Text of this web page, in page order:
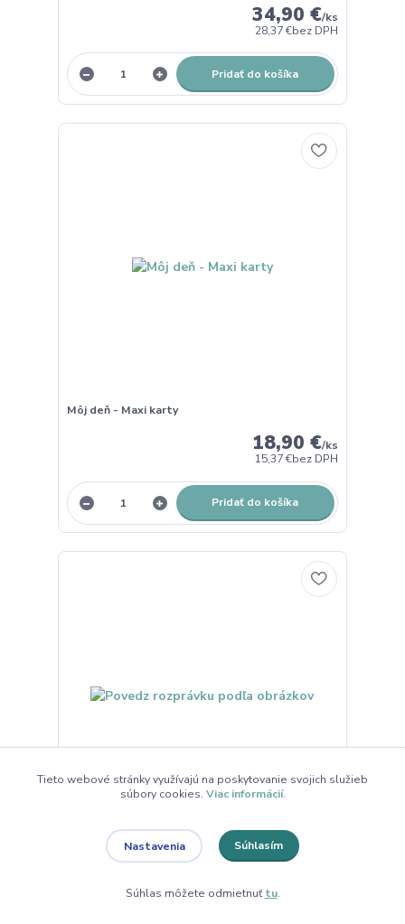
34,90 €/ks
28,37 €bez DPH
Pridať do košíka
Môj deň - Maxi karty
18,90 €/ks
15,37 €bez DPH
Pridať do košíka
Povedz rozprávku podľa obrázkov
21,87 €
Tieto webové stránky využívajú na poskytovanie svojich služieb
súbory cookies. Viac informácií.
Nastavenia Súhlasím
Súhlas môžete odmietnuťtu.